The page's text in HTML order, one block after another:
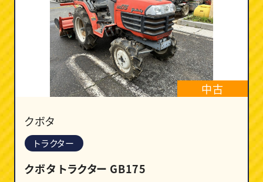
中古
クボタ
トラクター
クボタ トラクター GB175